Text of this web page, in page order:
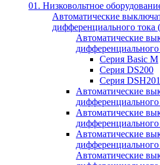
01. Низковольтное
Автоматические
дифференциального
Автоматические
Серия Basic M
Серия DS200
Серия
Автоматические
Автоматические
Автоматические
дифференциального
Автоматические